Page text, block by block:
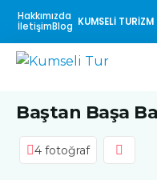
Hakkımızda
İletişimBlog KUMSELİ
Baştan Başa
4 fotoğraf